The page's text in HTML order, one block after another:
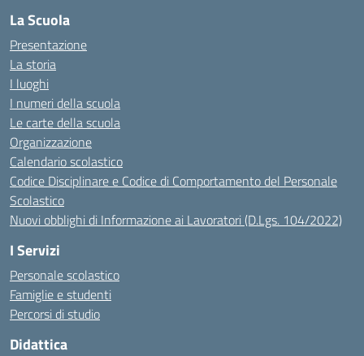
La Scuola
Presentazione
La storia
I luoghi
I numeri della scuola
Le carte della scuola
Organizzazione
Calendario scolastico
Codice Disciplinare e Codice di Comportamento del Personale
Scolastico
Nuovi obblighi di Informazione ai Lavoratori (D.Lgs. 104/2022)
I Servizi
Personale scolastico
Famiglie e studenti
Percorsi di studio
Didattica